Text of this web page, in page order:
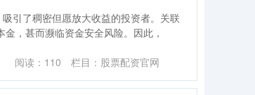
引了稠密但愿放大收益的投资者。关联
，甚而濒临资金安全风险。因此，
阅读： 110 栏目： 股票配资官网